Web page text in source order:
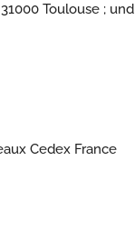
Toulouse ; und
Cedex France